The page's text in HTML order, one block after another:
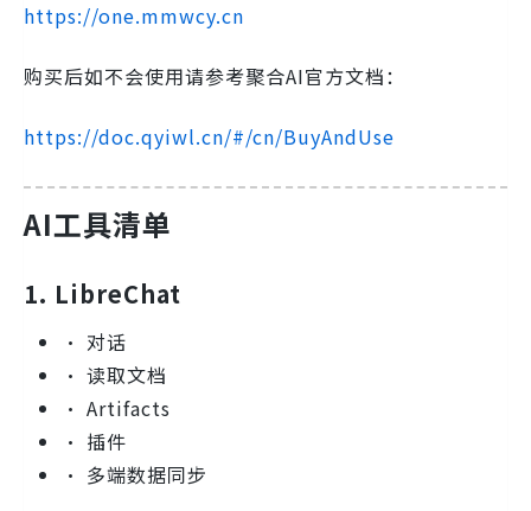
https://one.mmwcy.cn
购买后如不会使用请参考聚合AI官方文档：
https://doc.qyiwl.cn/#/cn/BuyAndUse
AI工具清单
1. LibreChat
• 对话
• 读取文档
• Artifacts
• 插件
• 多端数据同步